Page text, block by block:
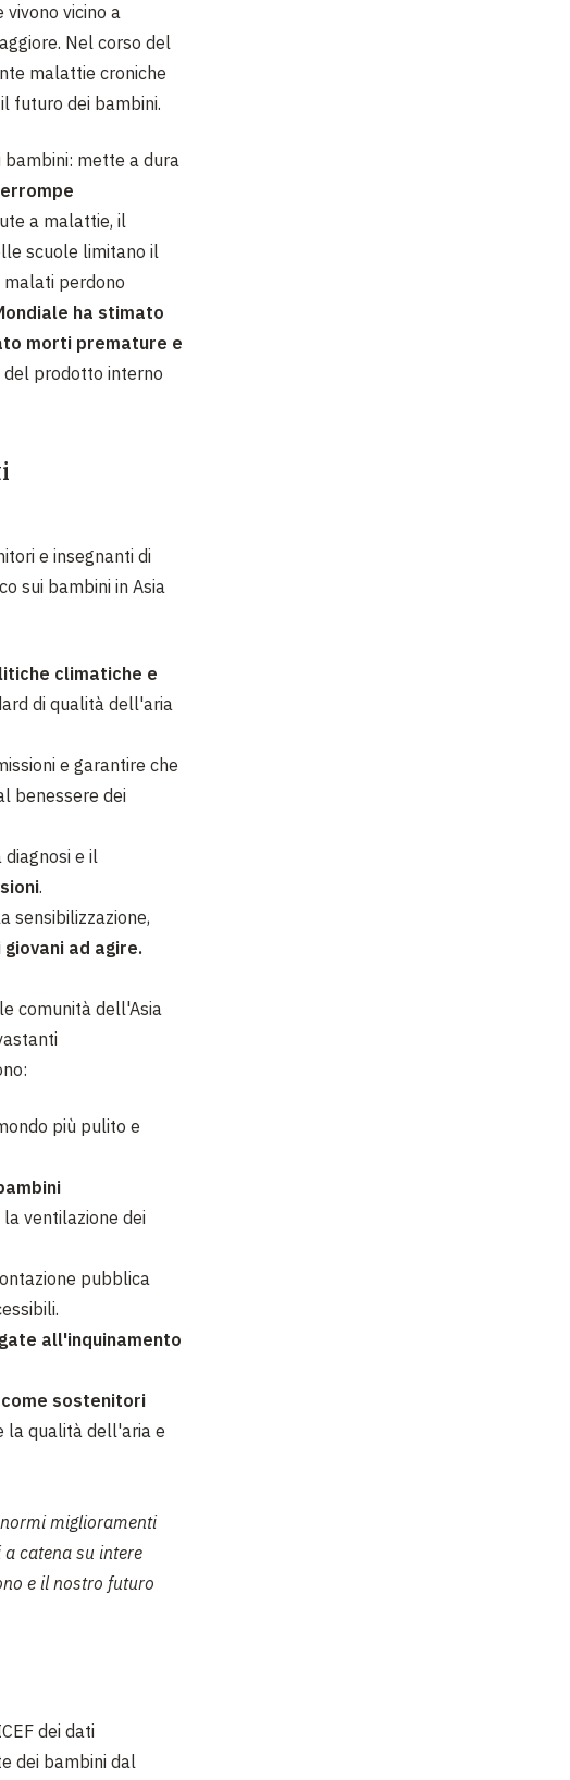
vivono vicino a
Nel corso del
malattie croniche
futuro dei bambini.
mette a dura
a malattie, il
scuole limitano il
malati perdono
ha stimato
morti premature e
del prodotto interno
e insegnanti di
sui bambini in Asia
climatiche e
di qualità dell'aria
e garantire che
benessere dei
e il
.
sensibilizzazione,
ad agire.
comunità dell'Asia
più pulito e
ventilazione dei
pubblica
all'inquinamento
sostenitori
la qualità dell'aria e
miglioramenti
catena su intere
e il nostro futuro
dei dati
dei bambini dal